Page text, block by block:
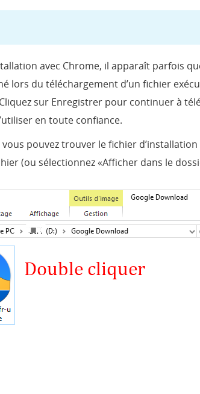
avec Chrome, il apparaît parfois
lors du téléchargement d’un fichier
sur Enregistrer pour continuer à
en toute confiance.
pouvez trouver le fichier
(ou sélectionnez «Afficher dans le